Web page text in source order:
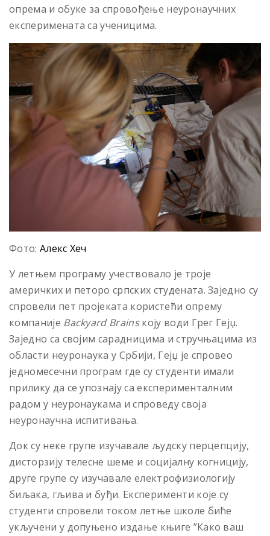
опрема и обуке за спровођење неуронаучних
експеримената са ученицима.
Фото: Алекс Хеч
У летњем програму учествовало је троје
америчких и петоро српских студената. Заједно су
спровели пет пројеката користећи опрему
компаније BackyardBrainsкоју води Грег Гејџ.
Заједно са својим сарадницима и стручњацима из
области неуронаука у Србији, Гејџ је спровео
једномесечни програм где су студенти имали
прилику да се упознају са експерименталним
радом у неуронаукама и спроведу своја
неуронаучна испитивања.
Док су неке групе изучавале људску перцепцију,
дисторзију телесне шеме и социјалну когницију,
друге групе су изучавале електрофизиологију
биљака, гљива и буђи. Експерименти које су
студенти спровели током летње школе биће
укључени у допуњено издање књиге ”Како ваш